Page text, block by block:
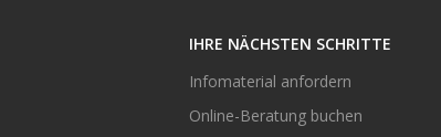
IHRE NÄCHSTEN SCHRITTE
Infomaterial anfordern
Online-Beratung buchen